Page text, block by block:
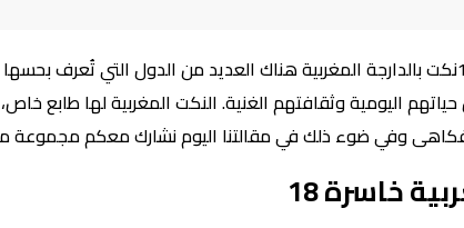
أجمل نكت مضحكة مغربية خاسرة +18نكت بالدارجة المغربية هناك العديد من
اليومية وثقافتهم الغنية. النكت المغربية لها طابع
وفي ضوء ذلك في مقالتنا اليوم نشارك معكم مجموعة
خاسرة 18